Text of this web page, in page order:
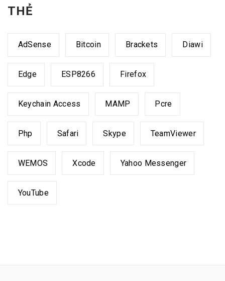
THẺ
AdSense Bitcoin Brackets Diawi
Edge ESP8266 Firefox
Keychain Access MAMP Pcre
Php Safari Skype TeamViewer
WEMOS Xcode Yahoo Messenger
YouTube